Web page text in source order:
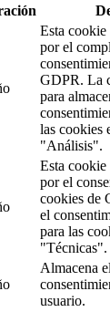
Esta cookie
por el
GDPR. La
para
las cookies
"Análisis".
Esta cookie
por el
cookies de
el
para las
"Técnicas".
Almacena
usuario.